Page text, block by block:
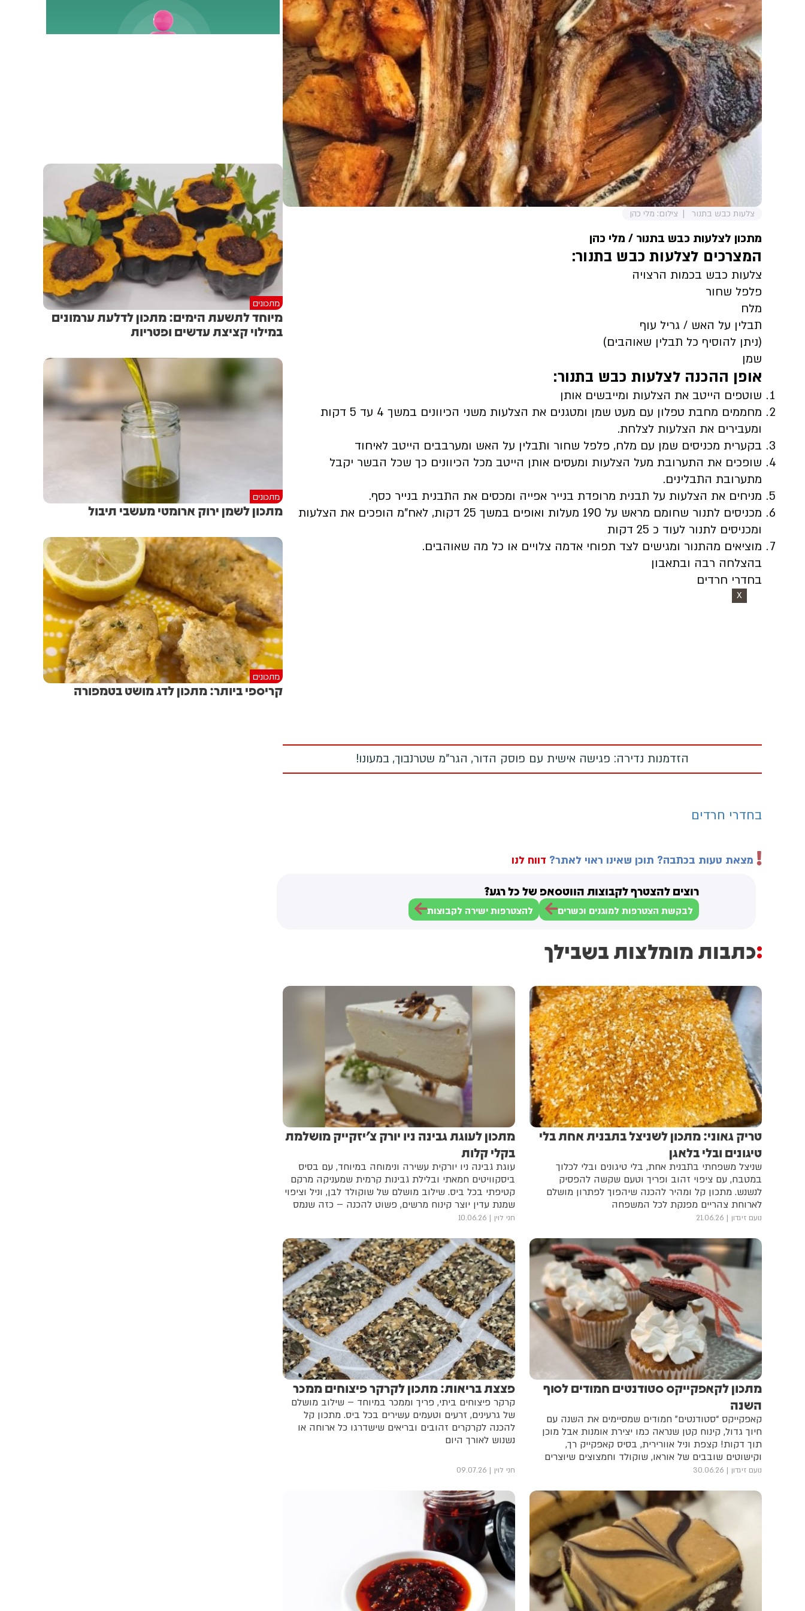
צלעות כבש בתנור צילום: מלי כהן
מתכון לצלעות כבש בתנור / מלי כהן
המצרכים לצלעות כבש בתנור:
צלעות כבש בכמות הרצויה
פלפל שחור
מלח
תבלין על האש / גריל עוף
(ניתן להוסיף כל תבלין שאוהבים)
שמן
אופן ההכנה לצלעות כבש בתנור:
שוטפים הייטב את הצלעות ומייבשים אותן
מחממים מחבת טפלון עם מעט שמן ומטגנים את הצלעות משני הכיוונים במשך 4 עד 5 דקות
ומעבירים את הצלעות לצלחת.
בקערית מכניסים שמן עם מלח, פלפל שחור ותבלין על האש ומערבבים הייטב לאיחוד
שופכים את התערובת מעל הצלעות ומעסים אותן הייטב מכל הכיוונים כך שכל הבשר יקבל
מתערובת התבלינים.
מניחים את הצלעות על תבנית מרופדת בנייר אפייה ומכסים את התבנית בנייר כסף.
מכניסים לתנור שחומם מראש על 190 מעלות ואופים במשך 25 דקות, לאח"מ הופכים את הצלעות
ומכניסים לתנור לעוד כ 25 דקות
מוציאים מהתנור ומגישים לצד תפוחי אדמה צלויים או כל מה שאוהבים.
בהצלחה רבה ובתאבון
בחדרי חרדים
X
הזדמנות נדירה: פגישה אישית עם פוסק הדור, הגר"מ שטרנבוך, במעונו!
בחדרי חרדים
מצאת טעות בכתבה? תוכן שאינו ראוי לאתר? דווח לנו
רוצים להצטרף לקבוצות הווטסאפ של כל רגע?
לבקשת הצטרפות למוגנים וכשרים להצטרפות ישירה לקבוצות
כתבות מומלצות בשבילך
טריק גאוני: מתכון לשניצל בתבנית אחת בלי
טיגונים ובלי בלאגן
שניצל משפחתי בתבנית אחת, בלי טיגונים ובלי לכלוך
במטבח, עם ציפוי זהוב ופריך וטעם שקשה להפסיק
לנשנש. מתכון קל ומהיר להכנה שיהפוך לפתרון מושלם
לארוחת צהריים מפנקת לכל המשפחה
נועם זיגדון 21.06.26
מתכון לעוגת גבינה ניו יורק צ'יזקייק מושלמת
בקלי קלות
עוגת גבינה ניו יורקית עשירה ונימוחה במיוחד, עם בסיס
ביסקוויטים חמאתי ובלילת גבינות קרמית שמעניקה מרקם
קטיפתי בכל ביס. שילוב מושלם של שוקולד לבן, וניל וציפוי
שמנת עדין יוצר קינוח מרשים, פשוט להכנה – כזה שנמס
בפה ומשאיר טעם של עוד
חני לוין 10.06.26
מתכון לקאפקייקס סטודנטים חמודים לסוף
השנה
קאפקייקס “סטודנטים” חמודים שמסיימים את השנה עם
חיוך גדול, קינוח קטן שנראה כמו יצירת אומנות אבל מוכן
תוך דקות! קצפת וניל אוורירית, בסיס קאפקייק רך,
וקישוטים שובבים של אוראו, שוקולד וחמצוצים שיוצרים
מראה של כובע סיום מתוק במיוחד
נועם זיגדון 30.06.26
פצצת בריאות: מתכון לקרקר פיצוחים ממכר
קרקר פיצוחים ביתי, פריך וממכר במיוחד – שילוב מושלם
של גרעינים, זרעים וטעמים עשירים בכל ביס. מתכון קל
להכנה לקרקרים זהובים ובריאים שישדרגו כל ארוחה או
נשנוש לאורך היום
חני לוין 09.07.26
מתכונים
מיוחד לתשעת הימים: מתכון לדלעת ערמונים
במילוי קציצת עדשים ופטריות
מתכונים
מתכון לשמן ירוק ארומטי מעשבי תיבול
מתכונים
קריספי ביותר: מתכון לדג מושט בטמפורה